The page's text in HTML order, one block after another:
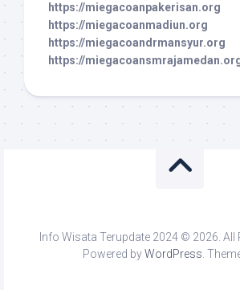
https://miegacoanpakerisan.org
https://miegacoanmadiun.org
https://miegacoandrmansyur.org
https://
Info Wisata Terupdate 2024 © 2026. All
Powered byWordPress.